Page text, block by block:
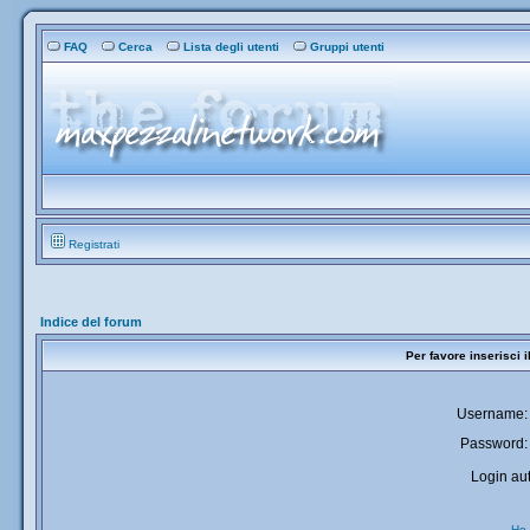
FAQ Cerca Lista degli utenti Gruppi utenti
Registrati
Indice del forum
Per favore inserisci
Username:
Password:
Login